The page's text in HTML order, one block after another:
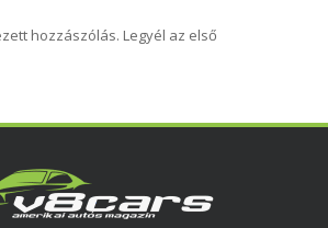
hozzászólás. Legyél az első